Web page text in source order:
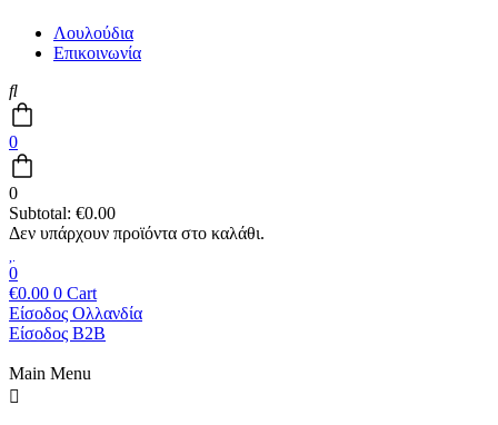
Λουλούδια
Επικοινωνία
0
0
Subtotal: €0.00
0
€0.00 0 Cart
Είσοδος Ολλανδία
Είσοδος B2B
Main Menu